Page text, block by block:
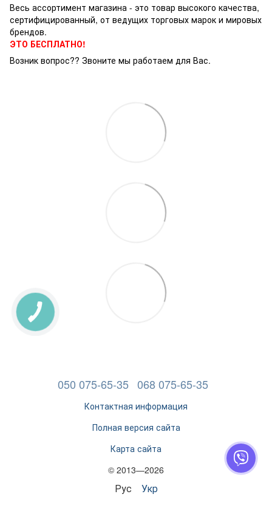
Весь ассортимент магазина - это товар высокого качества,
сертифицированный, от ведущих торговых марок и мировых
брендов.
ЭТО БЕСПЛАТНО!
Возник вопрос?? Звоните мы работаем для Вас.
050 075-65-35 068 075-65-35
Контактная информация
Полная версия сайта
Карта сайта
© 2013—2026
Рус Укр